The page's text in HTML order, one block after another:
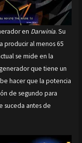
en Darwinia. Su
producir al menos 65
se mide en la
que tiene un
hacer que la potencia
de segundo para
suceda antes de